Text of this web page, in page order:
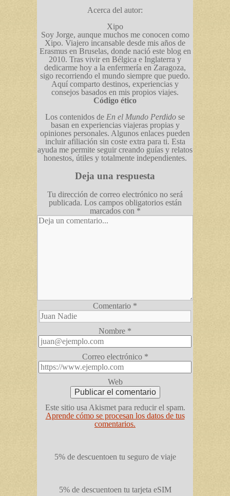
Acerca del autor:
Xipo
Soy Jorge, aunque muchos me conocen como
Xipo. Viajero incansable desde mis años de
Erasmus en Bruselas, donde nació este blog en
2010. Tras vivir en Bélgica e Inglaterra y
dedicarme hoy a la enfermería en Zaragoza,
sigo recorriendo el mundo siempre que puedo.
Aquí comparto destinos, experiencias y
consejos basados en mis propios viajes.
Código ético
Los contenidos de En el Mundo Perdido se
basan en experiencias viajeras propias y
opiniones personales. Algunos enlaces pueden
incluir afiliación sin coste extra para ti. Esta
ayuda me permite seguir creando guías y relatos
honestos, útiles y totalmente independientes.
Deja una respuesta
Tu dirección de correo electrónico no será
publicada. Los campos obligatorios están
marcados con *
Comentario *
Nombre *
Correo electrónico *
Web
Este sitio usa Akismet para reducir el spam.
Aprende cómo se procesan los datos de tus
comentarios.
5% de descuentoen tu seguro de viaje
5% de descuentoen tu tarjeta eSIM